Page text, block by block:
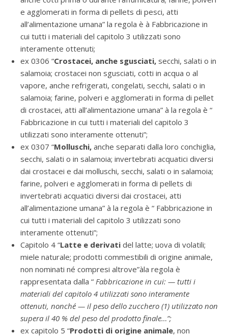
e agglomerati in forma di pellets di pesci, atti
all’alimentazione umana” la regola è à Fabbricazione in
cui tutti i materiali del capitolo 3 utilizzati sono
interamente ottenuti;
ex 0306 “Crostacei, anche sgusciati, secchi, salati o in
salamoia; crostacei non sgusciati, cotti in acqua o al
vapore, anche refrigerati, congelati, secchi, salati o in
salamoia; farine, polveri e agglomerati in forma di pellet
di crostacei, atti all’alimentazione umana” à la regola è “
Fabbricazione in cui tutti i materiali del capitolo 3
utilizzati sono interamente ottenuti”;
ex 0307 “Molluschi, anche separati dalla loro conchiglia,
secchi, salati o in salamoia; invertebrati acquatici diversi
dai crostacei e dai molluschi, secchi, salati o in salamoia;
farine, polveri e agglomerati in forma di pellets di
invertebrati acquatici diversi dai crostacei, atti
all’alimentazione umana” à la regola è “ Fabbricazione in
cui tutti i materiali del capitolo 3 utilizzati sono
interamente ottenuti”;
Capitolo 4 “Latte e derivati del latte; uova di volatili;
miele naturale; prodotti commestibili di origine animale,
non nominati né compresi altrove”àla regola è
rappresentata dalla “ Fabbricazione in cui: — tutti i
materiali del capitolo 4 utilizzati sono interamente
ottenuti, nonché — il peso dello zucchero (1) utilizzato non
supera il 40 % del peso del prodotto finale…”;
ex capitolo 5 “Prodotti di origine animale, non